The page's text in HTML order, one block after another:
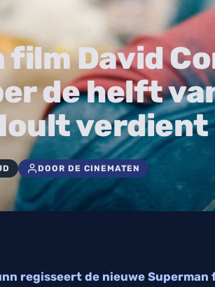
film David
de helft
verdient
DOOR DE CINEMATEN
regisseert de nieuwe Superman